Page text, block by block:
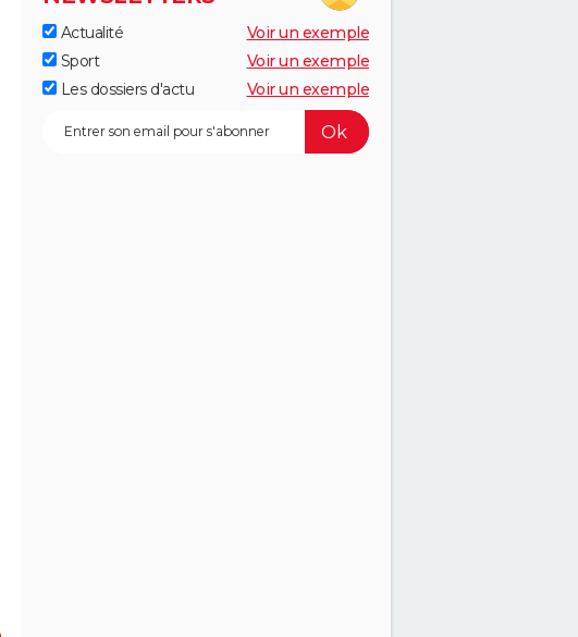
Actualité
Voir un exemple
Sport
Voir un exemple
Les dossiers d'actu
Voir un exemple